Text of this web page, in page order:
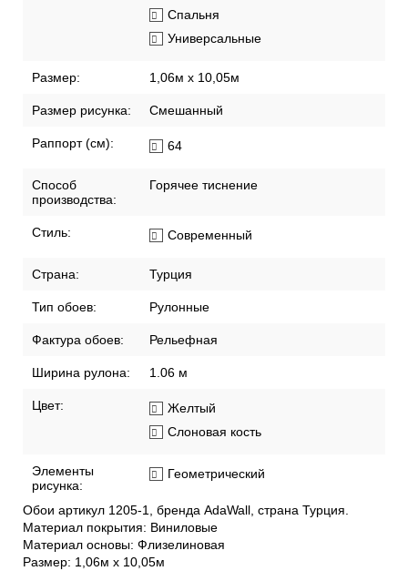
Спальня
Универсальные
Размер: 1,06м х 10,05м
Размер рисунка: Смешанный
Раппорт (см): 64
Способ
производства:
Горячее тиснение
Стиль: Современный
Страна: Турция
Тип обоев: Рулонные
Фактура обоев: Рельефная
Ширина рулона: 1.06 м
Цвет:
Желтый
Слоновая кость
Элементы
рисунка:
Геометрический
Обои артикул 1205-1, бренда AdaWall, страна Турция.
Материал покрытия: Виниловые
Материал основы: Флизелиновая
Размер: 1,06м х 10,05м